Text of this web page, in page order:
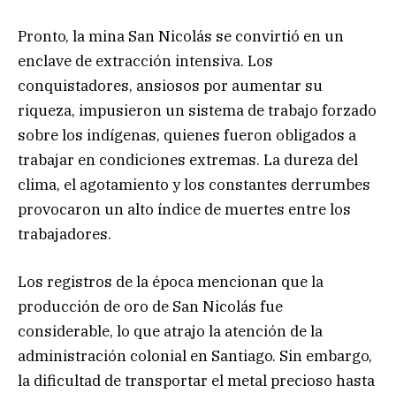
Pronto, la mina San Nicolás se convirtió en un
enclave de extracción intensiva. Los
conquistadores, ansiosos por aumentar su
riqueza, impusieron un sistema de trabajo forzado
sobre los indígenas, quienes fueron obligados a
trabajar en condiciones extremas. La dureza del
clima, el agotamiento y los constantes derrumbes
provocaron un alto índice de muertes entre los
trabajadores.
Los registros de la época mencionan que la
producción de oro de San Nicolás fue
considerable, lo que atrajo la atención de la
administración colonial en Santiago. Sin embargo,
la dificultad de transportar el metal precioso hasta